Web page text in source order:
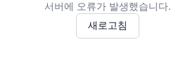
서버에 오류가 발생했습니다.
새로고침